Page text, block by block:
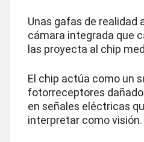
Unas gafas de realidad
cámara integrada que
las proyecta al chip
El chip actúa como un
fotorreceptores
en señales eléctricas
interpretar como visión.